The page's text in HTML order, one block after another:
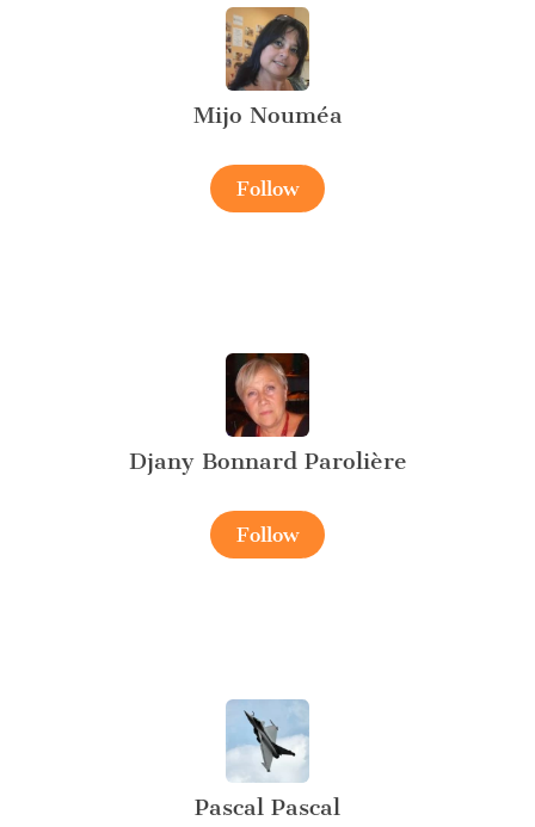
Mijo Nouméa
Follow
Djany Bonnard Parolière
Follow
Pascal Pascal